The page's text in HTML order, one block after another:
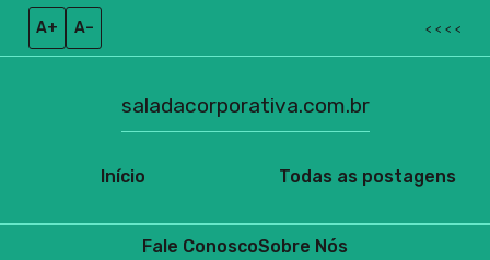
A+ A– < < < <
Início
saladacorporativa.com.br
Todas as postagens
Fale ConoscoSobre Nós